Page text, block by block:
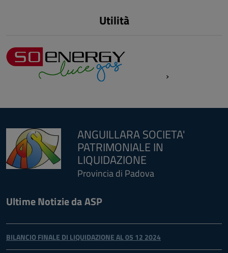
Utilità
ANGUILLARA SOCIETA'
PATRIMONIALE IN
LIQUIDAZIONE
Provincia di Padova
Ultime Notizie da ASP
BILANCIO FINALE DI LIQUIDAZIONE AL 05 12 2024